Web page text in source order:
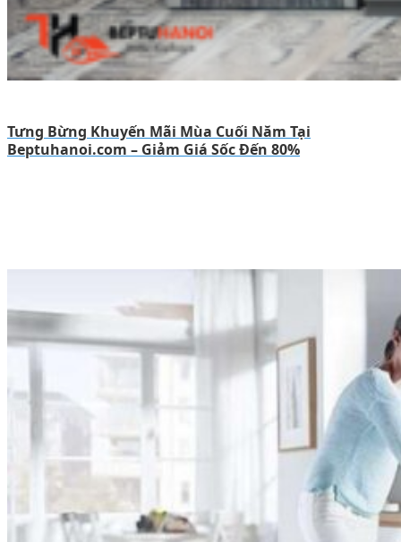
Tưng Bừng Khuyến Mãi Mùa Cuối Năm Tại
Beptuhanoi.com – Giảm Giá Sốc Đến 80%